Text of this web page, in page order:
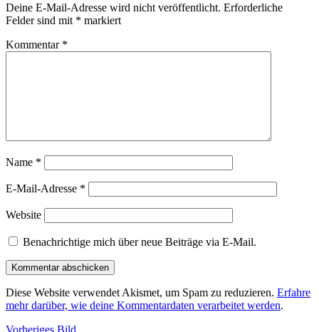
Deine E-Mail-Adresse wird nicht veröffentlicht. Erforderliche
Felder sind mit * markiert
Kommentar *
Name *
E-Mail-Adresse *
Website
Benachrichtige mich über neue Beiträge via E-Mail.
Diese Website verwendet Akismet, um Spam zu reduzieren. Erfahre
mehr darüber, wie deine Kommentardaten verarbeitet werden.
Vorheriges Bild